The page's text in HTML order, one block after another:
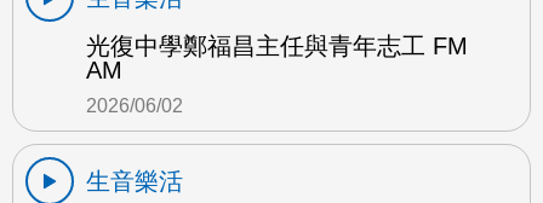
光復中學鄭福昌主任與青年志工 FM
AM
2026/06/02
生音樂活